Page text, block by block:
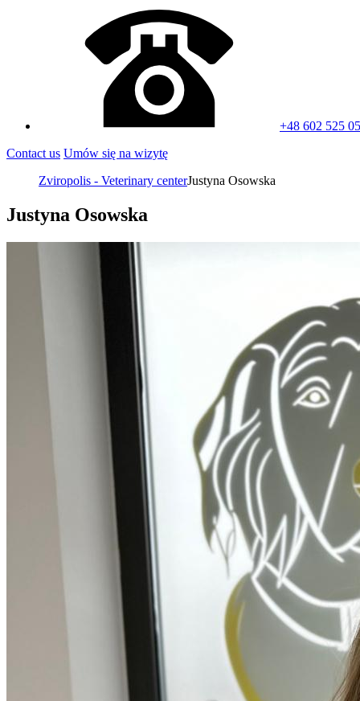
+48 602 525
Contact us Umów się na wizytę
Zviropolis - Veterinary centerJustyna Osowska
Justyna Osowska